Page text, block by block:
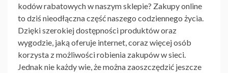
kodów rabatowych w naszym sklepie? Zakupy online
to dziś nieodłączna część naszego codziennego życia.
Dzięki szerokiej dostępności produktów oraz
wygodzie, jaką oferuje internet, coraz więcej osób
korzysta z możliwości robienia zakupów w sieci.
Jednak nie każdy wie, że można zaoszczędzić jeszcze